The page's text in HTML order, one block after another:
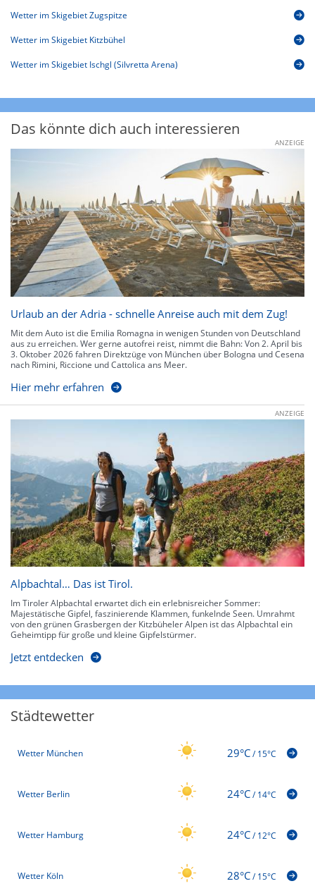
Wetter im Skigebiet Zugspitze
Wetter im Skigebiet Kitzbühel
Wetter im Skigebiet Ischgl (Silvretta Arena)
Das könnte dich auch interessieren
ANZEIGE
Urlaub an der Adria - schnelle Anreise auch mit dem Zug!
Mit dem Auto ist die Emilia Romagna in wenigen Stunden von Deutschland
aus zu erreichen. Wer gerne autofrei reist, nimmt die Bahn: Von 2. April bis
3. Oktober 2026 fahren Direktzüge von München über Bologna und Cesena
nach Rimini, Riccione und Cattolica ans Meer.
Hier mehr erfahren
ANZEIGE
Alpbachtal… Das ist Tirol.
Im Tiroler Alpbachtal erwartet dich ein erlebnisreicher Sommer:
Majestätische Gipfel, faszinierende Klammen, funkelnde Seen. Umrahmt
von den grünen Grasbergen der Kitzbüheler Alpen ist das Alpbachtal ein
Geheimtipp für große und kleine Gipfelstürmer.
Jetzt entdecken
Städtewetter
Wetter München 29°C/15°C
Wetter Berlin 24°C/14°C
Wetter Hamburg 24°C/12°C
Wetter Köln 28°C/15°C